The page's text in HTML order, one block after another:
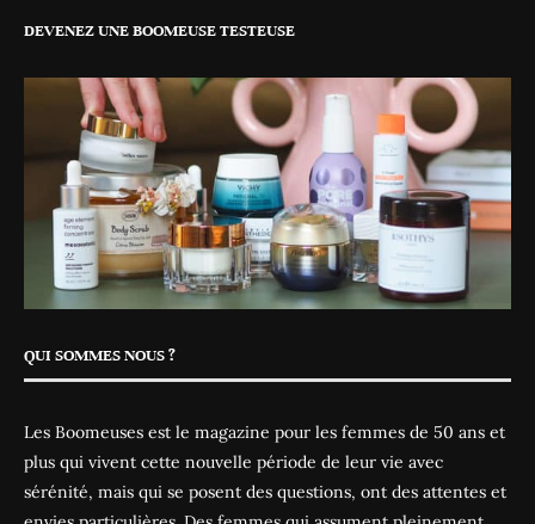
DEVENEZ UNE BOOMEUSE TESTEUSE
QUI SOMMES NOUS ?
Les Boomeuses est le magazine pour les femmes de 50 ans et
plus qui vivent cette nouvelle période de leur vie avec
sérénité, mais qui se posent des questions, ont des attentes et